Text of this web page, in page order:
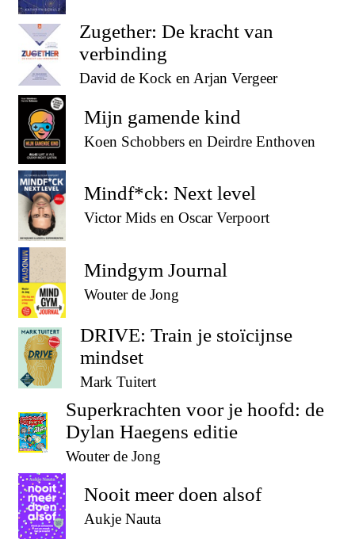
Zugether: De kracht van
verbinding
David de Kock en Arjan Vergeer
Mijn gamende kind
Koen Schobbers en Deirdre Enthoven
Mindf*ck: Next level
Victor Mids en Oscar Verpoort
Mindgym Journal
Wouter de Jong
DRIVE: Train je stoïcijnse
mindset
Mark Tuitert
Superkrachten voor je hoofd: de
Dylan Haegens editie
Wouter de Jong
Nooit meer doen alsof
Aukje Nauta